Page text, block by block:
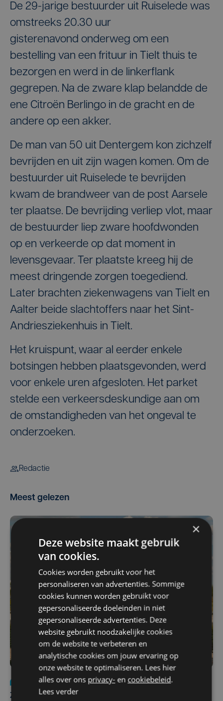
De 29-jarige bestuurder uit Ruiselede was
omstreeks 20.30 uur
gisterenavond onderweg om een
bestelling van een frituur in Tielt thuis te
bezorgen en werd in de linkerflank
gegrepen. Na de zware klap belandde de
ene Citroën Berlingo in de gracht en de
andere op een akker.
De man van 50 uit Dentergem kon zichzelf
bevrijden en uit zijn wagen komen. Om de
bestuurder uit Ruiselede te bevrijden
kwam de brandweer van de post Aarsele
ter plaatse. De bevrijding verliep vlot, maar
de bestuurder liep zware hoofdwonden
op en verkeerde op dat moment in
levensgevaar. Ter plaatste kreeg hij de
meest dringende zorgen toegediend.
Later brachten ziekenwagens van Tielt en
Aalter beide slachtoffers naar het Sint-
Andriesziekenhuis in Tielt.
Het kruispunt, waar al eerder enkele
botsingen hebben plaatsgevonden, werd
voor enkele uren afgesloten. Het parket
stelde een verkeersdeskundige aan om
de omstandigheden van het ongeval te
onderzoeken.
Redactie
Meest gelezen
Nieuws Update
za 1 augustus | 17:21
Zwaar ongeval op E403 in Izegem: drie rijstroken
×
Deze website maakt gebruik
van cookies.
Cookies worden gebruikt voor het
personaliseren van advertenties. Sommige
cookies kunnen worden gebruikt voor
gepersonaliseerde doeleinden in niet
gepersonaliseerde advertenties. Deze
website gebruikt noodzakelijke cookies
om de website te verbeteren en
analytische cookies om jouw ervaring op
onze website te optimaliseren. Lees hier
alles over ons privacy- en cookiebeleid.
Lees verder